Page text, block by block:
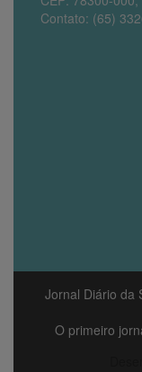
Contato: (65)
Jornal Diário da
O primeiro